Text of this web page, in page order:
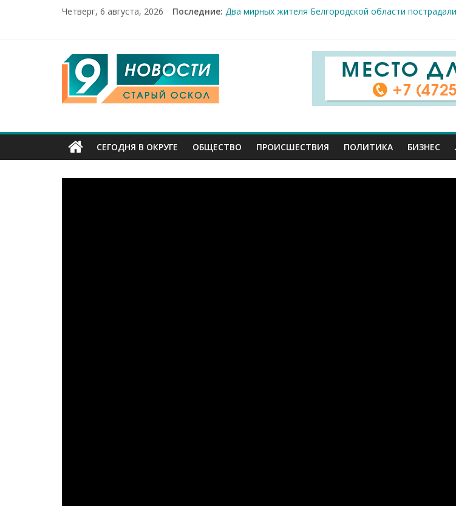
Четверг, 6 августа, 2026 Последние: Два мирных жителя Белгородской области
100%-я раскрываемость особо тяжких
Рейд по местам несанкционированной торговли:
«Купеческие салоны»: старооскольский
9
Канал
Старый
Оскол
СЕГОДНЯ В ОКРУГЕ ОБЩЕСТВО ПРОИСШЕСТВИЯ ПОЛИТИКА БИЗНЕС